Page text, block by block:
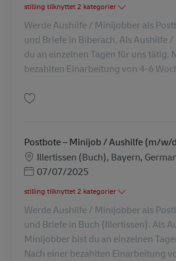
stilling tilknyttet 2 kategorier
Werde Aushilfe / Minijobber als
und Briefe in Biberach. Als Aushilfe
du an einzelnen Tagen für uns tätig.
bezahlten Einarbeitung von 4-6
Postbote – Minijob / Aushilfe (m/w/
Lokation
Illertissen (Buch), Bayern,
Posted Date
07/07/2025
stilling tilknyttet 2 kategorier
Werde Aushilfe / Minijobber als
und Briefe in Buch (Illertissen). Als
Minijobber bist du an einzelnen
Nach einer bezahlten Einarbeitung